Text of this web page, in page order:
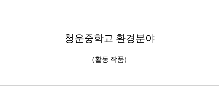
청운중학교 환경분야
(활동 작품)